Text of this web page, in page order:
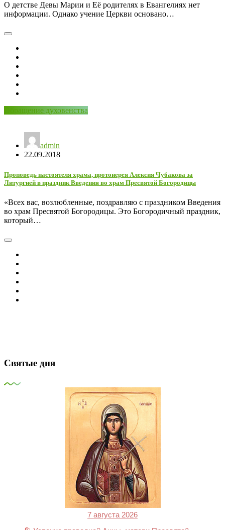
О детстве Девы Марии и Её родителях в Евангелиях нет
информации. Однако учение Церкви основано…
Обращение духовенства
admin
22.09.2018
Проповедь настоятеля храма, протоиерея Алексия Чубакова за
Литургией в праздник Введения во храм Пресвятой Богородицы
«Всех вас, возлюбленные, поздравляю с праздником Введения
во храм Пресвятой Богородицы. Это Богородичный праздник,
который…
Святые дня
7 августа 2026